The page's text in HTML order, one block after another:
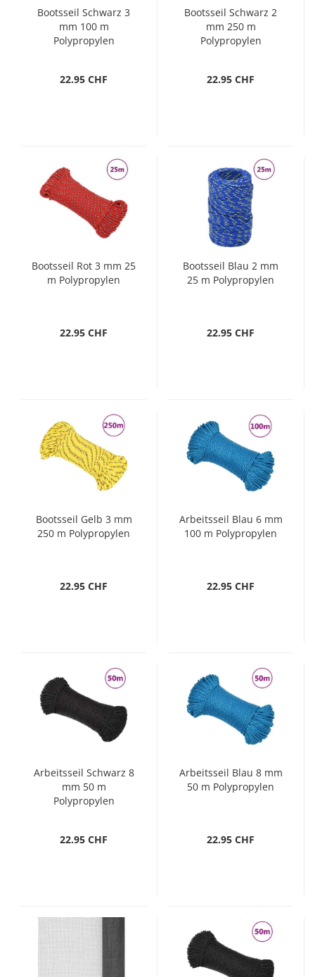
Bootsseil Schwarz 3
mm 100 m
Polypropylen
22.95 CHF
Bootsseil Schwarz 2
mm 250 m
Polypropylen
22.95 CHF
Bootsseil Rot 3 mm 25
m Polypropylen
22.95 CHF
Bootsseil Blau 2 mm
25 m Polypropylen
22.95 CHF
Bootsseil Gelb 3 mm
250 m Polypropylen
22.95 CHF
Arbeitsseil Blau 6 mm
100 m Polypropylen
22.95 CHF
Arbeitsseil Schwarz 8
mm 50 m
Polypropylen
22.95 CHF
Arbeitsseil Blau 8 mm
50 m Polypropylen
22.95 CHF